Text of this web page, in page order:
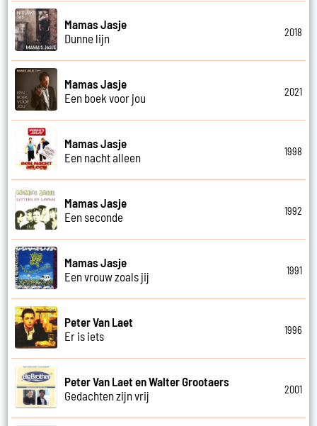
Mamas Jasje
Dunne lijn
2018
Mamas Jasje
Een boek voor jou
2021
Mamas Jasje
Een nacht alleen
1998
Mamas Jasje
Een seconde
1992
Mamas Jasje
Een vrouw zoals jij
1991
Peter Van Laet
Er is iets
1996
Peter Van Laet en Walter Grootaers
Gedachten zijn vrij
2001